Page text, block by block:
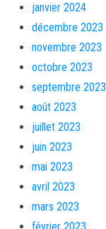
janvier 2024
décembre 2023
novembre 2023
octobre 2023
septembre 2023
août 2023
juillet 2023
juin 2023
mai 2023
avril 2023
mars 2023